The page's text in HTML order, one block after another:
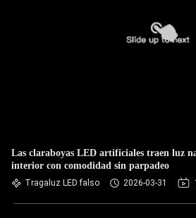
Las claraboyas LED artificiales traen luz
interior con comodidad sin parpadeo
Tragaluz LED falso 2026-03-31